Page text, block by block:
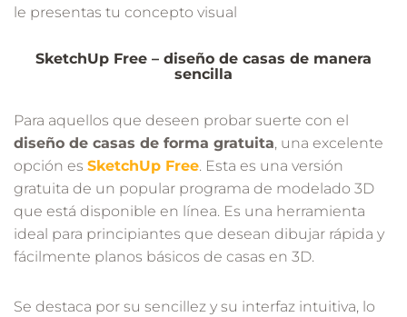
le presentas tu concepto visual
SketchUp Free – diseño de casas de manera
sencilla
Para aquellos que deseen probar suerte con el
diseño de casas de forma gratuita, una excelente
opción es SketchUp Free. Esta es una versión
gratuita de un popular programa de modelado 3D
que está disponible en línea. Es una herramienta
ideal para principiantes que desean dibujar rápida y
fácilmente planos básicos de casas en 3D.
Se destaca por su sencillez y su interfaz intuitiva, lo